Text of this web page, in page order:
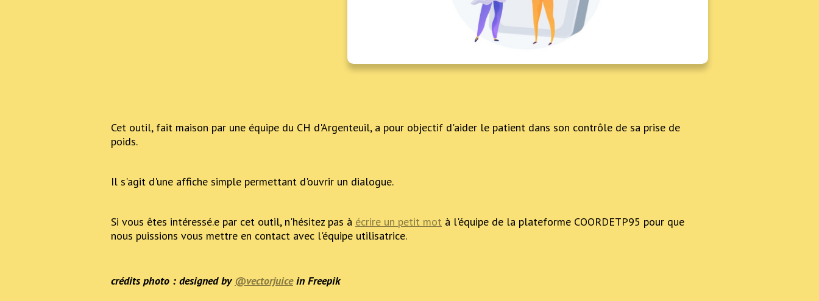
Cet outil, fait maison par une équipe du CH d'Argenteuil, a pour objectif d'aider le patient dans son contrôle de sa prise de
poids.
Il s'agit d'une affiche simple permettant d'ouvrir un dialogue.
Si vous êtes intéressé.e par cet outil, n'hésitez pas à écrire un petit mot à l'équipe de la plateforme COORDETP95 pour que
nous puissions vous mettre en contact avec l'équipe utilisatrice.
crédits photo : designed by @vectorjuicein Freepik